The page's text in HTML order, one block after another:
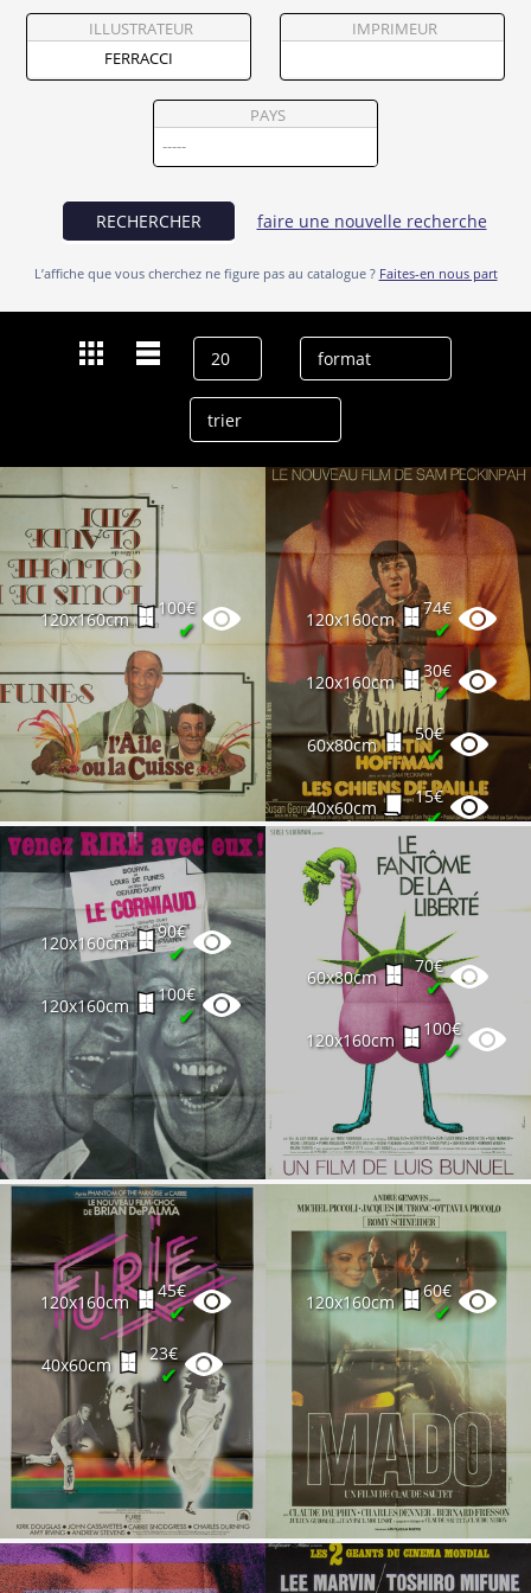
Vendre
ILLUSTRATEUR IMPRIMEUR
PAYS
RECHERCHER faire une nouvelle recherche
L’affiche que vous cherchez ne figure pas au catalogue ? Faites-en nous part
120x160cm
100€
✔ 120x160cm
74€
✔
120x160cm
30€
✔
60x80cm
50€
✔
40x60cm
15€
✔
120x160cm
90€
✔
120x160cm
100€
✔
60x80cm
70€
✔
120x160cm
100€
✔
120x160cm
45€
✔
40x60cm
23€
✔
120x160cm
60€
✔